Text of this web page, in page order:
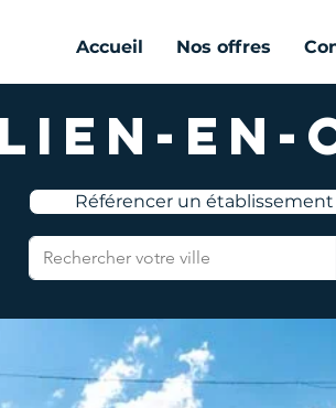
Accueil Nos offres
en-
Référencer un établissement